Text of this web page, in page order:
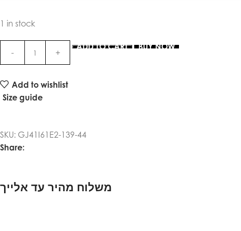
1 in stock
ADD TO CART BUY NOW
Add to wishlist
Size guide
SKU: GJ41I61E2-139-44
Share:
משלוח מהיר עד אלייך